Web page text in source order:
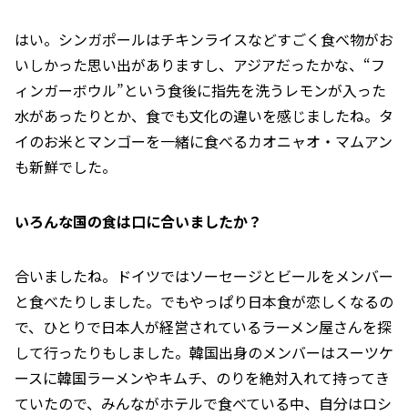
はい。シンガポールはチキンライスなどすごく食べ物がお
いしかった思い出がありますし、アジアだったかな、“フ
ィンガーボウル”という食後に指先を洗うレモンが入った
水があったりとか、食でも文化の違いを感じましたね。タ
イのお米とマンゴーを一緒に食べるカオニャオ・マムアン
も新鮮でした。
――いろんな国の食は口に合いましたか？
合いましたね。ドイツではソーセージとビールをメンバー
と食べたりしました。でもやっぱり日本食が恋しくなるの
で、ひとりで日本人が経営されているラーメン屋さんを探
して行ったりもしました。韓国出身のメンバーはスーツケ
ースに韓国ラーメンやキムチ、のりを絶対入れて持ってき
ていたので、みんながホテルで食べている中、自分はロシ